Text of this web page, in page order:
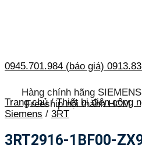
0945.701.984 (báo giá)
Hàng chính hãng SIEMENS
Freeship nội thành HCM
Trang chủ / Thiết bị điện công
Siemens / 3RT
3RT2916-1BF00-